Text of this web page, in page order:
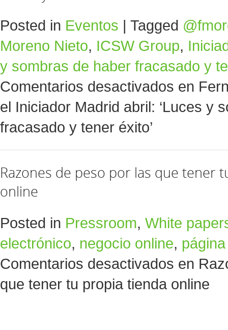
Posted in Eventos | Tagged
Moreno Nieto, ICSW Group,
y sombras de haber fracasado y
Comentarios desactivados en
el Iniciador Madrid abril: ‘Luces y
fracasado y tener éxito’
Razones de peso por las que tener
online
Posted in Pressroom, White
electrónico, negocio online,
Comentarios desactivados en
que tener tu propia tienda online